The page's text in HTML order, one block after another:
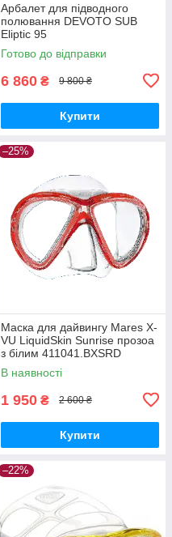
Арбалет для підводного
полювання DEVOTO SUB
Eliptic 95
Готово до відправки
6 860 ₴ 9 800 ₴
Купити
–25%
Маска для дайвингу Mares X-
VU LiquidSkin Sunrise прозоа
з білим 411041.BXSRD
В наявності
1 950 ₴ 2 600 ₴
Купити
–22%